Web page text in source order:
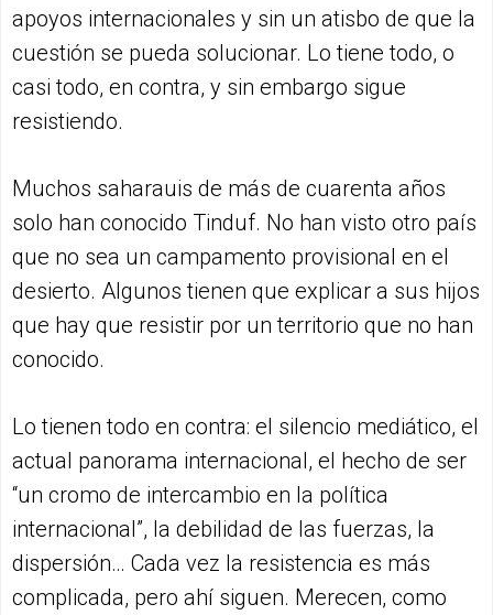
apoyos internacionales y sin un atisbo de que la
cuestión se pueda solucionar. Lo tiene todo, o
casi todo, en contra, y sin embargo sigue
resistiendo.
Muchos saharauis de más de cuarenta años
solo han conocido Tinduf. No han visto otro país
que no sea un campamento provisional en el
desierto. Algunos tienen que explicar a sus hijos
que hay que resistir por un territorio que no han
conocido.
Lo tienen todo en contra: el silencio mediático, el
actual panorama internacional, el hecho de ser
“un cromo de intercambio en la política
internacional”, la debilidad de las fuerzas, la
dispersión… Cada vez la resistencia es más
complicada, pero ahí siguen. Merecen, como